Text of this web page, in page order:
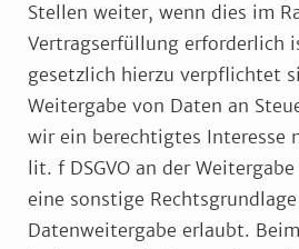
Stellen weiter, wenn dies im
Vertragserfüllung erforderlich
gesetzlich hierzu verpflichtet
Weitergabe von Daten an
wir ein berechtigtes Interesse
lit. f DSGVO an der
eine sonstige
Datenweitergabe erlaubt.